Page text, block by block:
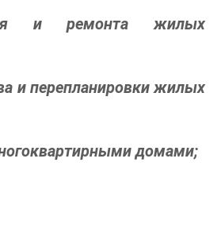
и ремонта жилых
и перепланировки жилых
домами;